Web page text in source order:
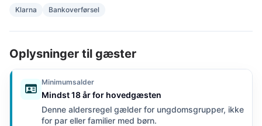
Klarna Bankoverførsel
Oplysninger til gæster
Minimumsalder
Mindst 18 år for hovedgæsten
Denne aldersregel gælder for ungdomsgrupper, ikke
for par eller familier med børn.